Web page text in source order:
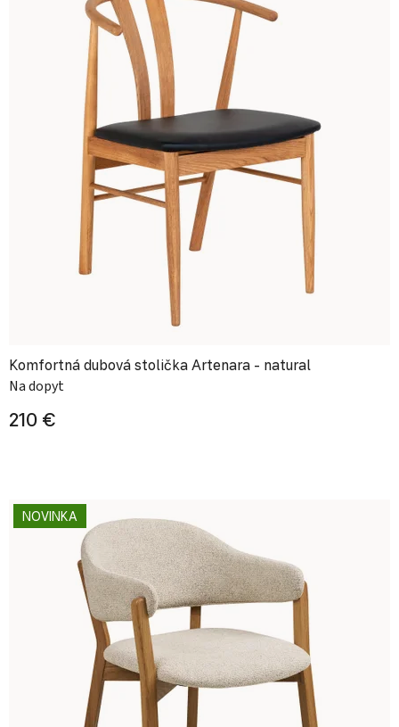
Komfortná dubová stolička Artenara - natural
Na dopyt
210 €
NOVINKA